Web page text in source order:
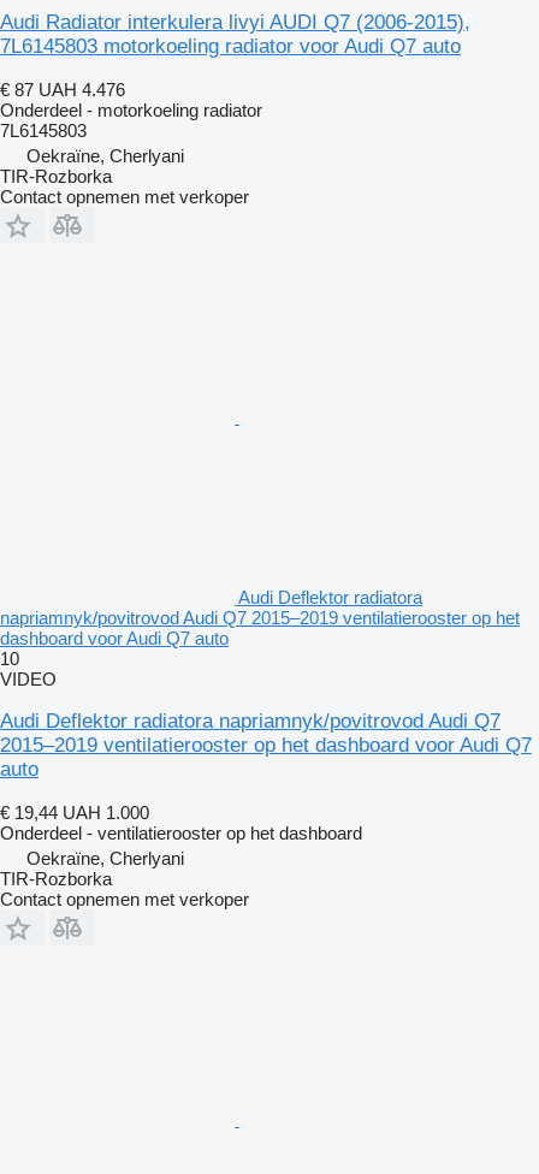
Audi Radiator interkulera livyi AUDI Q7 (2006-2015),
7L6145803 motorkoeling radiator voor Audi Q7 auto
€ 87 UAH 4.476
Onderdeel - motorkoeling radiator
7L6145803
Oekraïne, Cherlyani
TIR-Rozborka
Contact opnemen met verkoper
Audi Deflektor radiatora
napriamnyk/povitrovod Audi Q7 2015–2019 ventilatierooster op het
dashboard voor Audi Q7 auto
10
VIDEO
Audi Deflektor radiatora napriamnyk/povitrovod Audi Q7
2015–2019 ventilatierooster op het dashboard voor Audi Q7
auto
€ 19,44 UAH 1.000
Onderdeel - ventilatierooster op het dashboard
Oekraïne, Cherlyani
TIR-Rozborka
Contact opnemen met verkoper